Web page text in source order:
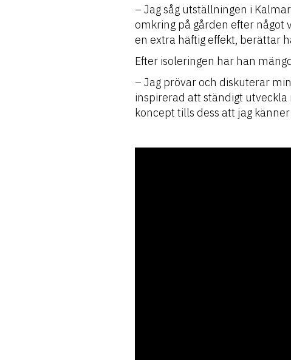
– Jag såg utställningen i
omkring på gården efter något
en extra häftig effekt, berättar
Efter isoleringen har han
– Jag prövar och diskuterar
inspirerad att ständigt utveckla
koncept tills dess att jag